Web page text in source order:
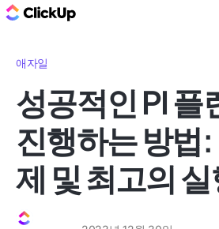
애자일
성공적인 PI 플
진행하는 방법
제 및 최고의